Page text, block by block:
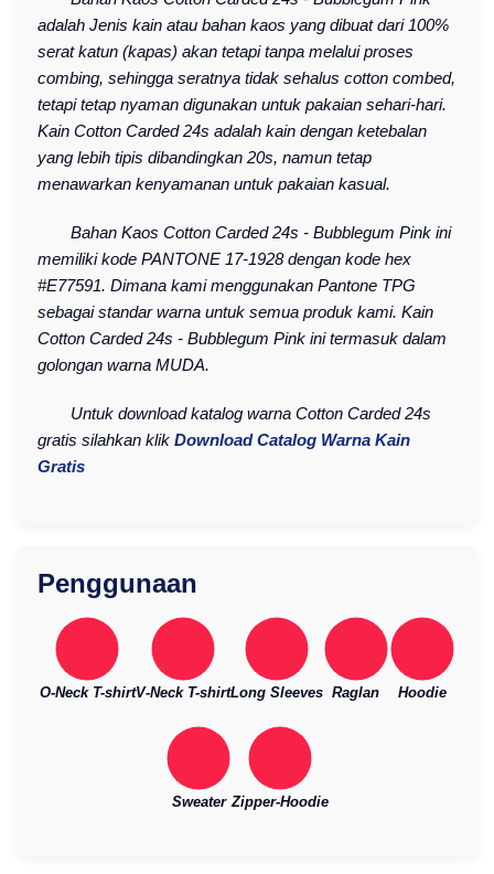
adalah Jenis kain atau bahan kaos yang dibuat dari 100%
serat katun (kapas) akan tetapi tanpa melalui proses
combing, sehingga seratnya tidak sehalus cotton combed,
tetapi tetap nyaman digunakan untuk pakaian sehari-hari.
Kain Cotton Carded 24s adalah kain dengan ketebalan
yang lebih tipis dibandingkan 20s, namun tetap
menawarkan kenyamanan untuk pakaian kasual.
Bahan Kaos Cotton Carded 24s - Bubblegum Pink ini
memiliki kode PANTONE 17-1928 dengan kode hex
#E77591. Dimana kami menggunakan Pantone TPG
sebagai standar warna untuk semua produk kami. Kain
Cotton Carded 24s - Bubblegum Pink ini termasuk dalam
golongan warna MUDA.
Untuk download katalog warna Cotton Carded 24s
gratis silahkan klikDownload Catalog Warna Kain
Gratis
Penggunaan
O-Neck T-shirtV-Neck T-shirtLong Sleeves Raglan Hoodie
Sweater Zipper-Hoodie